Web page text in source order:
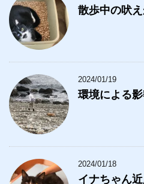
散歩中の吠
2024/01/19
環境による
2024/01/18
イナちゃん